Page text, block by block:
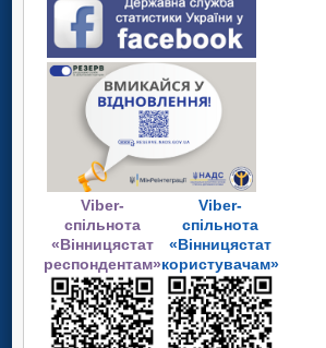
Viber-
спільнота
«Вінницястат
респондентам»
Viber-
спільнота
«Вінницястат
користувачам»